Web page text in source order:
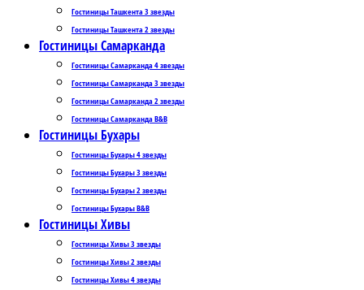
Гостиницы Ташкента 3 звезды
Гостиницы Ташкента 2 звезды
Гостиницы Самарканда
Гостиницы Самарканда 4 звезды
Гостиницы Самарканда 3 звезды
Гостиницы Самарканда 2 звезды
Гостиницы Самарканда B&B
Гостиницы Бухары
Гостиницы Бухары 4 звезды
Гостиницы Бухары 3 звезды
Гостиницы Бухары 2 звезды
Гостиницы Бухары B&B
Гостиницы Хивы
Гостиницы Хивы 3 звезды
Гостиницы Хивы 2 звезды
Гостиницы Хивы 4 звезды